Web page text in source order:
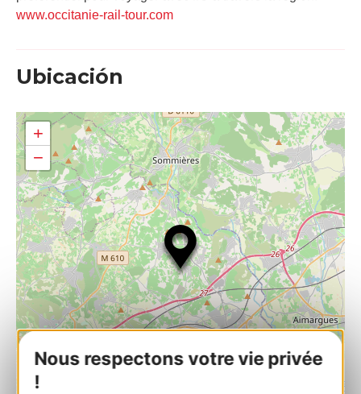
Nous respectons votre vie privée
!
www.occitanie-rail-tour.com
Ubicación
+
−